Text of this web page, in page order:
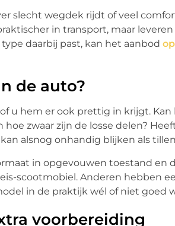
slecht wegdek rijdt of veel
in transport, maar leveren
daarbij past, kan het aanbod
de auto?
u hem er ook prettig in krijgt.
zwaar zijn de losse delen?
alsnog onhandig blijken als
in opgevouwen toestand en
scootmobiel. Anderen hebben
in de praktijk wél of niet goed
voorbereiding